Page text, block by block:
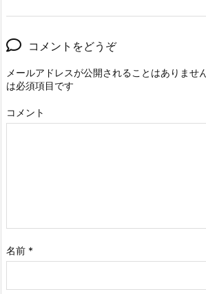
コメントをどうぞ
メールアドレスが公開されることはありません
は必須項目です
コメント
名前 *